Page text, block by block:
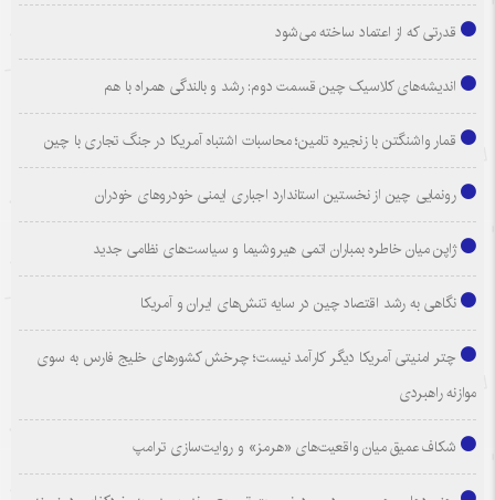
قدرتی که از اعتماد ساخته می‌شود
اندیشه‌های کلاسیک چین قسمت دوم: رشد و بالندگی همراه با هم
قمار واشنگتن با زنجیره تامین؛ محاسبات اشتباه آمریکا در جنگ تجاری با چین
رونمایی چین از نخستین استاندارد اجباری ایمنی خودروهای خودران
ژاپن میان خاطره بمباران اتمی هیروشیما و سیاست‌های نظامی جدید
نگاهی به رشد اقتصاد چین در سایه تنش‌های ایران و آمریکا
چتر امنیتی آمریکا دیگر کارآمد نیست؛ چرخش کشورهای خلیج فارس به سوی
موازنه راهبردی
شکاف عمیق میان واقعیت‌های «هرمز» و روایت‌سازی ترامپ